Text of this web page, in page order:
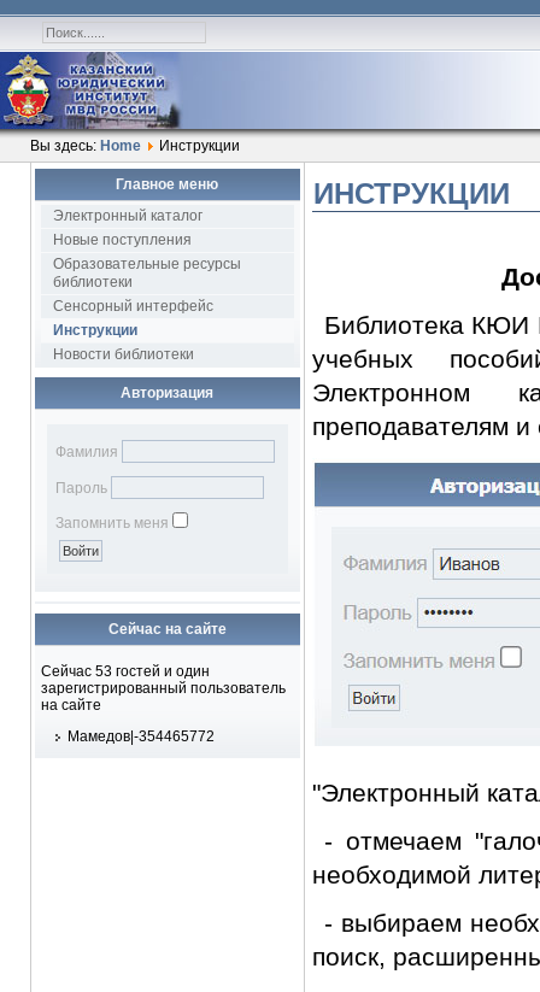
Вы здесь: Home Инструкции
Главное меню
Электронный каталог
Новые поступления
Образовательные ресурсы
библиотеки
Сенсорный интерфейс
Инструкции
Новости библиотеки
Авторизация
Фамилия
Пароль
Запомнить меня
Сейчас на сайте
Сейчас 53 гостей и один
зарегистрированный пользователь
на сайте
Мамедов|-354465772
ИНСТРУКЦИИ
Библиотека КЮИ
учебных
Электронном
преподавателям
"Электронный
- отмечаем
необходимой
- выбираем
поиск,